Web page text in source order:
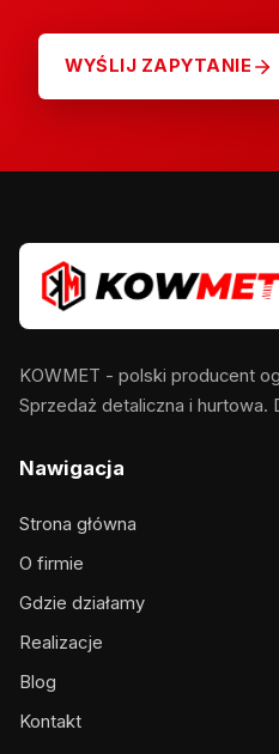
WYŚLIJ ZAPYTANIE
KOWMET - polski producent
Sprzedaż detaliczna i hurtowa.
Nawigacja
Strona główna
O firmie
Gdzie działamy
Realizacje
Blog
Kontakt